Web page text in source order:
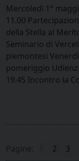
Mercoledì 1°
11.00
della Stella al
Seminario di
piemontesi
pomeriggio
19.45 Incontro la
Pagine: 2 3